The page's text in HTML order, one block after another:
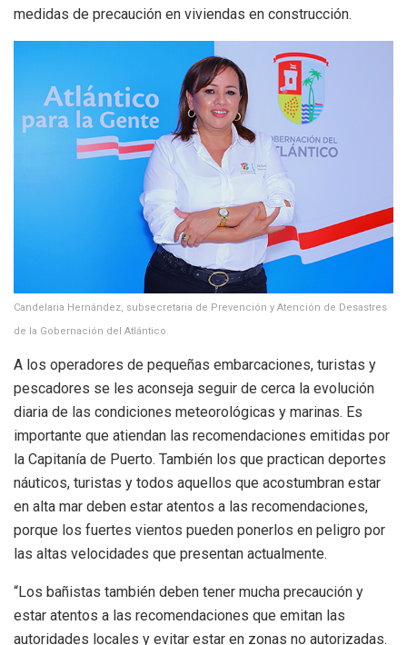
medidas de precaución en viviendas en construcción.
Candelaria Hernández, subsecretaria de Prevención y Atención de Desastres
de la Gobernación del Atlántico.
A los operadores de pequeñas embarcaciones, turistas y
pescadores se les aconseja seguir de cerca la evolución
diaria de las condiciones meteorológicas y marinas. Es
importante que atiendan las recomendaciones emitidas por
la Capitanía de Puerto. También los que practican deportes
náuticos, turistas y todos aquellos que acostumbran estar
en alta mar deben estar atentos a las recomendaciones,
porque los fuertes vientos pueden ponerlos en peligro por
las altas velocidades que presentan actualmente.
“Los bañistas también deben tener mucha precaución y
estar atentos a las recomendaciones que emitan las
autoridades locales y evitar estar en zonas no autorizadas.